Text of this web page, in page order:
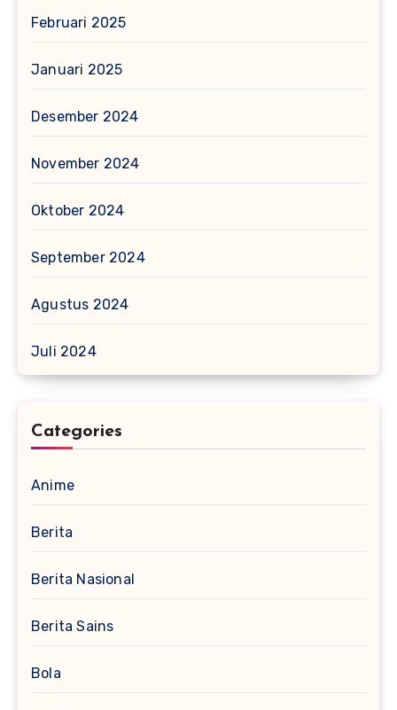
Februari 2025
Januari 2025
Desember 2024
November 2024
Oktober 2024
September 2024
Agustus 2024
Juli 2024
Categories
Anime
Berita
Berita Nasional
Berita Sains
Bola